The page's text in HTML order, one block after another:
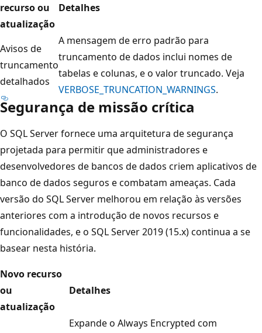
recurso ou
atualização
Detalhes
Avisos de
truncamento
detalhados
A mensagem de erro padrão para
truncamento de dados inclui nomes de
tabelas e colunas, e o valor truncado. Veja
VERBOSE_TRUNCATION_WARNINGS.
Segurança de missão crítica
O SQL Server fornece uma arquitetura de segurança
projetada para permitir que administradores e
desenvolvedores de bancos de dados criem aplicativos de
banco de dados seguros e combatam ameaças. Cada
versão do SQL Server melhorou em relação às versões
anteriores com a introdução de novos recursos e
funcionalidades, e o SQL Server 2019 (15.x) continua a se
basear nesta história.
Novo recurso
ou
atualização
Detalhes
Expande o Always Encrypted com